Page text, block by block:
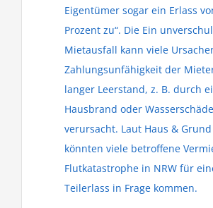
Eigentümer sogar ein Erlass
Prozent zu“. Die Ein
Mietausfall kann viele
Zahlungsunfähigkeit der
langer Leerstand, z. B. durch
Hausbrand oder
verursacht. Laut Haus & Grund
könnten viele betroffene
Flutkatastrophe in NRW für
Teilerlass in Frage kommen.